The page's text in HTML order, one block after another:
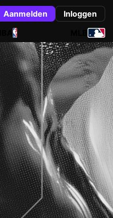
Aanmelden
Inloggen
NBA